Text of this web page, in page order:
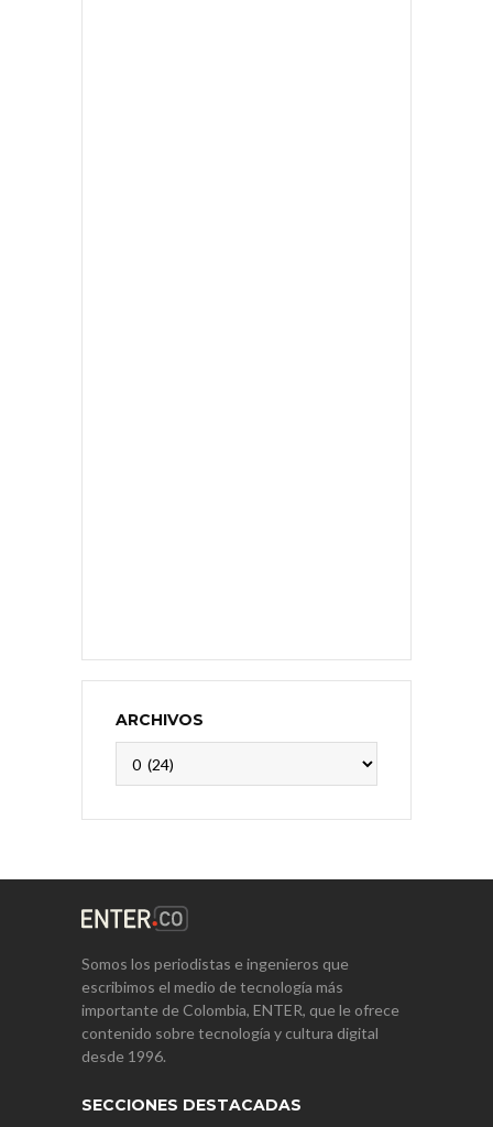
ARCHIVOS
Somos los periodistas e ingenieros que
escribimos el medio de tecnología más
importante de Colombia, ENTER, que le ofrece
contenido sobre tecnología y cultura digital
desde 1996.
SECCIONES DESTACADAS